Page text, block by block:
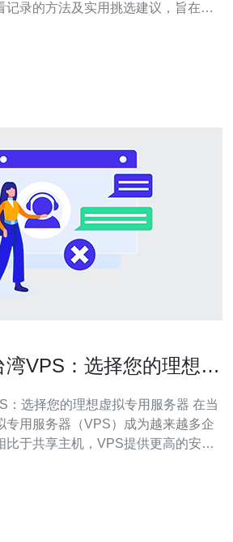
记录的方法及实用挑选建议，旨在帮
VPS：选择您的理想虚
选择您的理想虚拟专用服务器 在当
专用服务器（VPS）成为越来越多企
比于共享主机，VPS提供更高的安全
人来说，香港VPS和台湾VPS是两